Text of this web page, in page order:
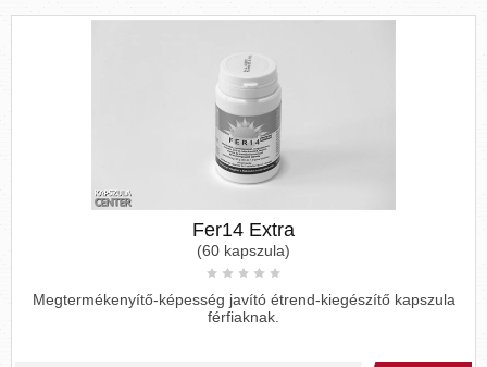
Fer14 Extra
(60 kapszula)
Megtermékenyítő-képesség javító étrend-kiegészítő kapszula
férfiaknak.